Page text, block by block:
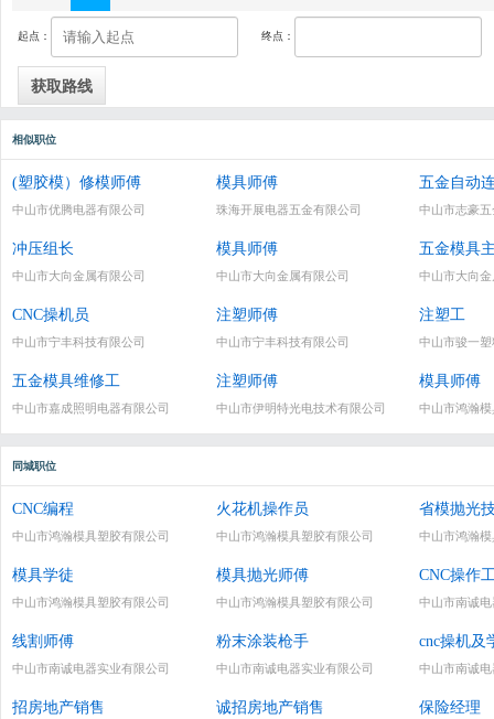
起点： 终点：
相似职位
(塑胶模）修模师傅
中山市优腾电器有限公司
模具师傅
珠海开展电器五金有限公司
五金自动
中山市志豪
冲压组长
中山市大向金属有限公司
模具师傅
中山市大向金属有限公司
五金模具
中山市大向
CNC操机员
中山市宁丰科技有限公司
注塑师傅
中山市宁丰科技有限公司
注塑工
中山市骏一
五金模具维修工
中山市嘉成照明电器有限公司
注塑师傅
中山市伊明特光电技术有限公司
模具师傅
中山市鸿瀚
同城职位
CNC编程
中山市鸿瀚模具塑胶有限公司
火花机操作员
中山市鸿瀚模具塑胶有限公司
省模抛光
中山市鸿瀚
模具学徒
中山市鸿瀚模具塑胶有限公司
模具抛光师傅
中山市鸿瀚模具塑胶有限公司
CNC操作
中山市南诚
线割师傅
中山市南诚电器实业有限公司
粉末涂装枪手
中山市南诚电器实业有限公司
cnc操机及
中山市南诚
招房地产销售 诚招房地产销售 保险经理